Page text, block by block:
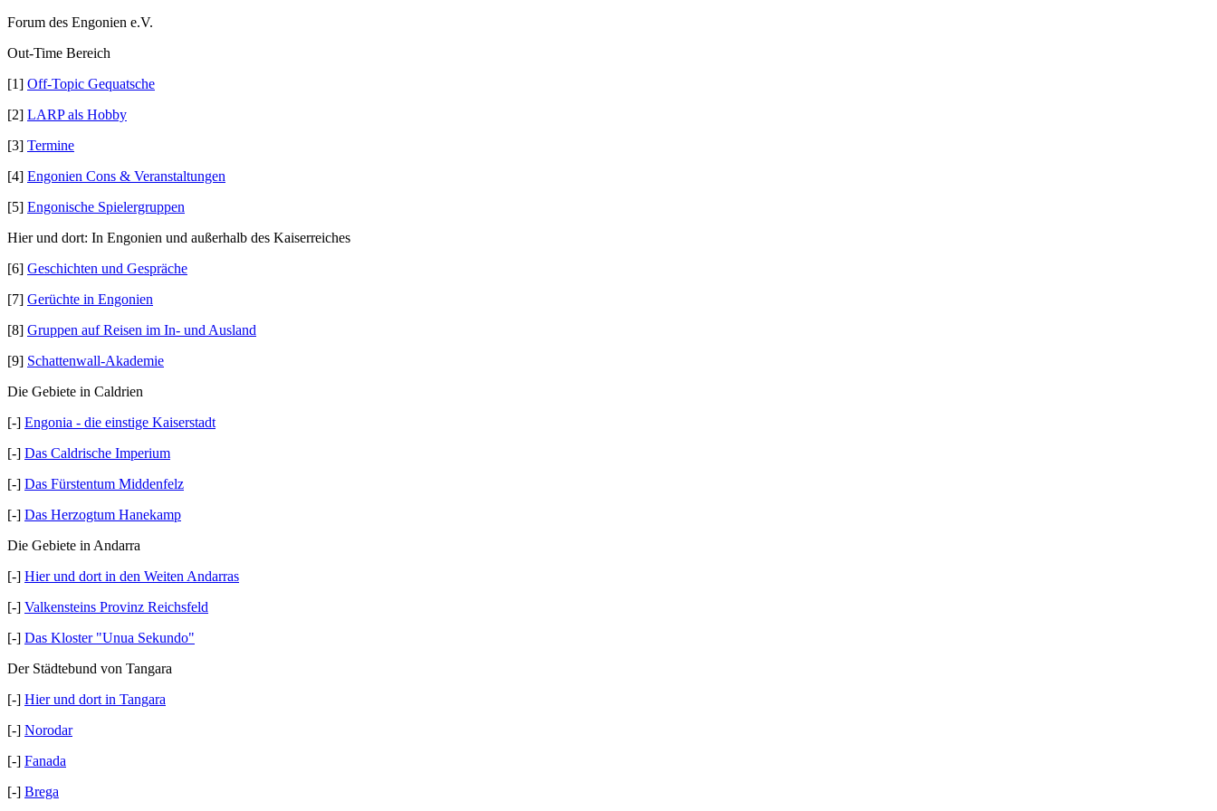
Forum des Engonien e.V.
Out-Time Bereich
[1] Off-Topic Gequatsche
[2] LARP als Hobby
[3] Termine
[4] Engonien Cons & Veranstaltungen
[5] Engonische Spielergruppen
Hier und dort: In Engonien und außerhalb des Kaiserreiches
[6] Geschichten und Gespräche
[7] Gerüchte in Engonien
[8] Gruppen auf Reisen im In- und Ausland
[9] Schattenwall-Akademie
Die Gebiete in Caldrien
[-] Engonia - die einstige Kaiserstadt
[-] Das Caldrische Imperium
[-] Das Fürstentum Middenfelz
[-] Das Herzogtum Hanekamp
Die Gebiete in Andarra
[-] Hier und dort in den Weiten Andarras
[-] Valkensteins Provinz Reichsfeld
[-] Das Kloster "Unua Sekundo"
Der Städtebund von Tangara
[-] Hier und dort in Tangara
[-] Norodar
[-] Fanada
[-] Brega